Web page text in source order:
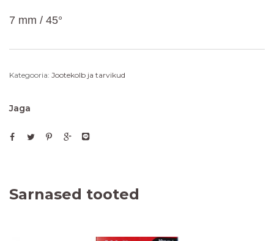
7 mm / 45°
Kategooria: Jootekolb ja tarvikud
Jaga
Sarnased tooted